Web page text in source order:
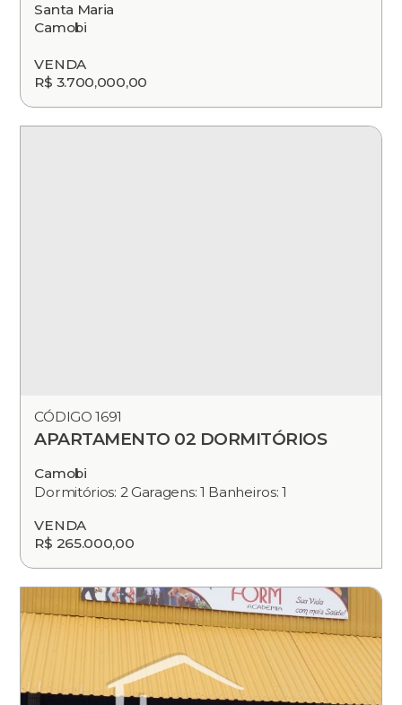
Santa Maria
Camobi
VENDA
R$ 3.700,000,00
CÓDIGO 1691
APARTAMENTO 02 DORMITÓRIOS
Camobi
Dormitórios: 2 Garagens: 1 Banheiros: 1
VENDA
R$ 265.000,00